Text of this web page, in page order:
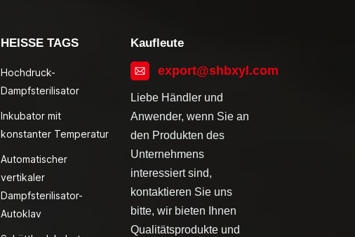
HEISSE TAGS
Hochdruck-
Dampfsterilisator
Inkubator mit
konstanter Temperatur
Automatischer
vertikaler
Dampfsterilisator-
Autoklav
Kaufleute
export@shbxyl.com
Liebe Händler und
Anwender, wenn Sie an
den Produkten des
Unternehmens
interessiert sind,
kontaktieren Sie uns
bitte, wir bieten Ihnen
Qualitätsprodukte und